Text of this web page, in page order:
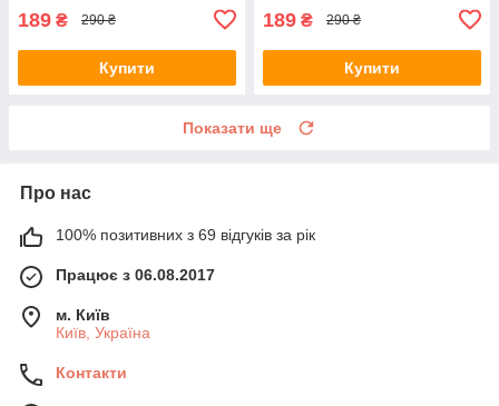
189 ₴ 290 ₴
Купити
189 ₴ 290 ₴
Купити
Показати ще
Про нас
100% позитивних з 69 відгуків за рік
Працює з 06.08.2017
м. Київ
Київ, Україна
Контакти